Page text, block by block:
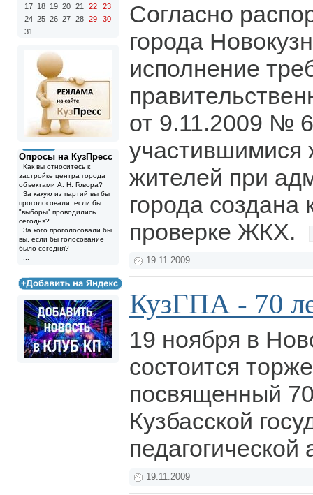
17 18 19 20 21 22
23
24 25 26 27 28 29
30
31
Опросы на КузПресс
Как вы относитесь к
застройке центра города
объектами А. Н. Говора?
За какую из партий вы бы
проголосовали, если бы
"выборы" проводились
сегодня?
За кого проголосовали бы
вы, если бы голосование
было сегодня?
Согласно
города
исполнение
от 9.11.2009 №
участившимися
жителей при
города создана
проверке ЖКХ.
19.11.2009
КузГПА - 70
19 ноября в
состоится
посвященный
Кузбасской
19.11.2009